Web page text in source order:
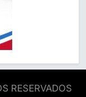
RESERVADOS